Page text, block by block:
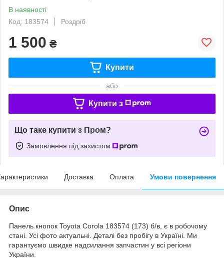
В наявності
Код: 183574
Роздріб
1 500 ₴
Купити
або
Купити з
Що таке купити з Пром?
Замовлення під захистом
Доставка Оплата Умови повернення
Опис
Панель кнопок Toyota Corola 183574 (173) б/в, є в робочому
стані. Усі фото актуальні. Деталі без пробігу в Україні. Ми
гарантуємо швидке надсилання запчастин у всі регіони
України.